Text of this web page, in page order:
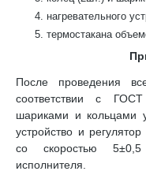
нагревательного
термостакана
После проведения
соответствии с
шариками и кольцами
устройство и
со скоростью 5±0,5
исполнителя.